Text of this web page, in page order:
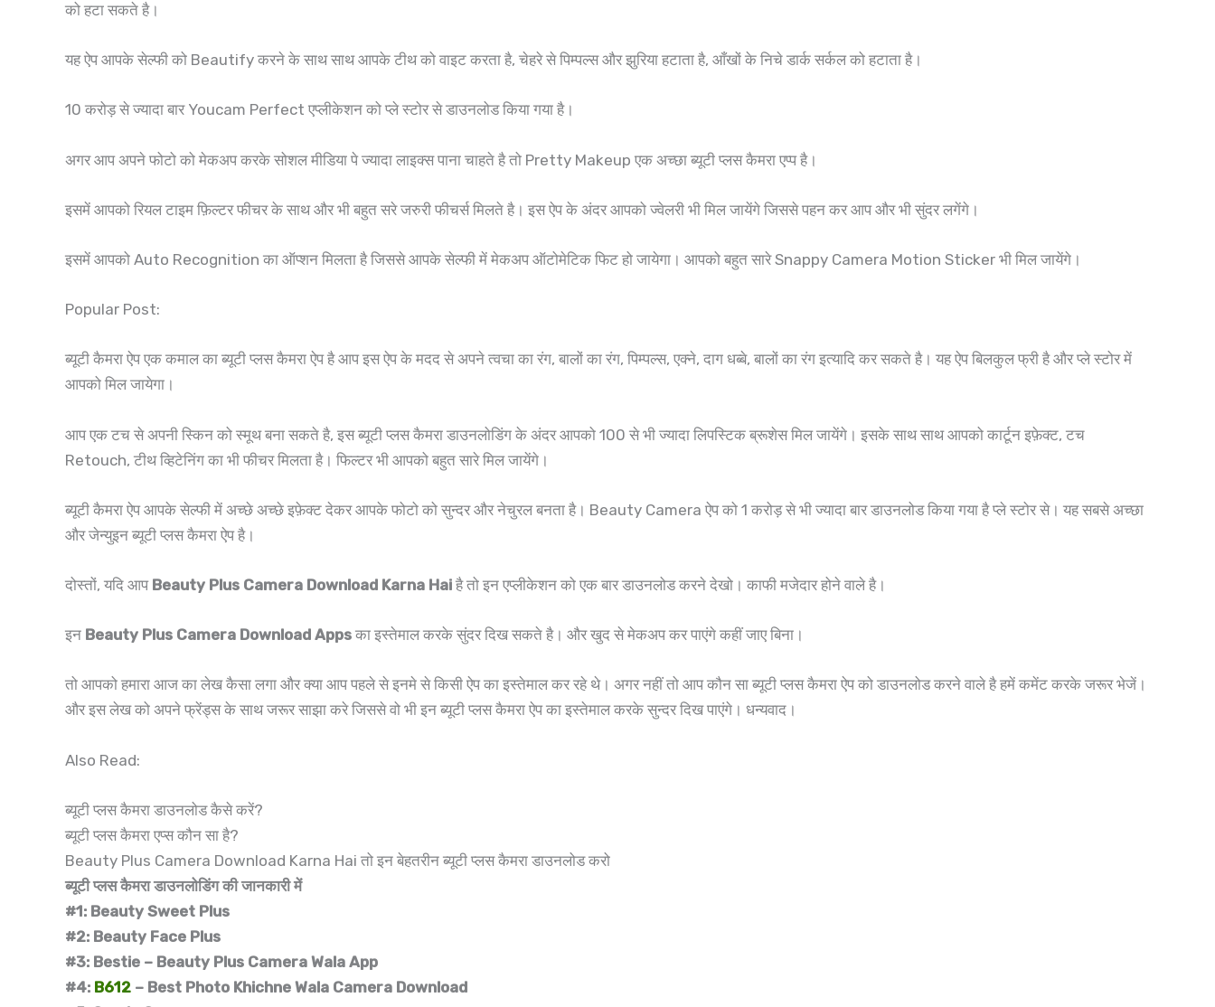
को हटा सकते है।
यह ऐप आपके सेल्फी को Beautify करने के साथ साथ आपके टीथ को वाइट करता है, चेहरे से पिम्पल्स और झुरिया हटाता है, आँखों के निचे डार्क सर्कल को हटाता है।
10 करोड़ से ज्यादा बार Youcam Perfect एप्लीकेशन को प्ले स्टोर से डाउनलोड किया गया है।
अगर आप अपने फोटो को मेकअप करके सोशल मीडिया पे ज्यादा लाइक्स पाना चाहते है तो Pretty Makeup एक अच्छा ब्यूटी प्लस कैमरा एप्प है।
इसमें आपको रियल टाइम फ़िल्टर फीचर के साथ और भी बहुत सरे जरुरी फीचर्स मिलते है। इस ऐप के अंदर आपको ज्वेलरी भी मिल जायेंगे जिससे पहन कर आप और भी सुंदर लगेंगे।
इसमें आपको Auto Recognition का ऑप्शन मिलता है जिससे आपके सेल्फी में मेकअप ऑटोमेटिक फिट हो जायेगा। आपको बहुत सारे Snappy Camera Motion Sticker भी मिल जायेंगे।
Popular Post:
ब्यूटी कैमरा ऐप एक कमाल का ब्यूटी प्लस कैमरा ऐप है आप इस ऐप के मदद से अपने त्वचा का रंग, बालों का रंग, पिम्पल्स, एक्ने, दाग धब्बे, बालों का रंग इत्यादि कर सकते है। यह ऐप बिलकुल फ्री है और प्ले स्टोर में
आपको मिल जायेगा।
आप एक टच से अपनी स्किन को स्मूथ बना सकते है, इस ब्यूटी प्लस कैमरा डाउनलोडिंग के अंदर आपको 100 से भी ज्यादा लिपस्टिक ब्रूशेस मिल जायेंगे। इसके साथ साथ आपको कार्टून इफ़ेक्ट, टच
Retouch, टीथ व्हिटेनिंग का भी फीचर मिलता है। फिल्टर भी आपको बहुत सारे मिल जायेंगे।
ब्यूटी कैमरा ऐप आपके सेल्फी में अच्छे अच्छे इफ़ेक्ट देकर आपके फोटो को सुन्दर और नेचुरल बनता है। Beauty Camera ऐप को 1 करोड़ से भी ज्यादा बार डाउनलोड किया गया है प्ले स्टोर से। यह सबसे अच्छा
और जेन्युइन ब्यूटी प्लस कैमरा ऐप है।
दोस्तों, यदि आप Beauty Plus Camera Download Karna Hai है तो इन एप्लीकेशन को एक बार डाउनलोड करने देखो। काफी मजेदार होने वाले है।
इन Beauty Plus Camera Download Apps का इस्तेमाल करके सुंदर दिख सकते है। और खुद से मेकअप कर पाएंगे कहीं जाए बिना।
तो आपको हमारा आज का लेख कैसा लगा और क्या आप पहले से इनमे से किसी ऐप का इस्तेमाल कर रहे थे। अगर नहीं तो आप कौन सा ब्यूटी प्लस कैमरा ऐप को डाउनलोड करने वाले है हमें कमेंट करके जरूर भेजें।
और इस लेख को अपने फ्रेंड्स के साथ जरूर साझा करे जिससे वो भी इन ब्यूटी प्लस कैमरा ऐप का इस्तेमाल करके सुन्दर दिख पाएंगे। धन्यवाद।
Also Read:
ब्यूटी प्लस कैमरा डाउनलोड कैसे करें?
ब्यूटी प्लस कैमरा एप्स कौन सा है?
Beauty Plus Camera Download Karna Hai तो इन बेहतरीन ब्यूटी प्लस कैमरा डाउनलोड करो
ब्यूटी प्लस कैमरा डाउनलोडिंग की जानकारी में
#1: Beauty Sweet Plus
#2: Beauty Face Plus
#3: Bestie – Beauty Plus Camera Wala App
#4: B612 – Best Photo Khichne Wala Camera Download